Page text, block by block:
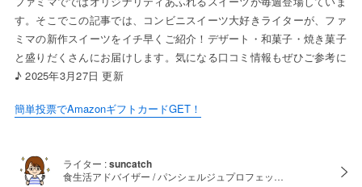
す。そこでこの記事では、コンビニスイーツ大好きライターが、ファ
ミマの新作スイーツをイチ早くご紹介！デザート・和菓子・焼き菓子
と盛りだくさんにお届けします。気になる口コミ情報もぜひご参考に
♪ 2025年3月27日 更新
簡単投票でAmazonギフトカードGET！
ライター :suncatch
食生活アドバイザー / パンシェルジュプロフェッ…